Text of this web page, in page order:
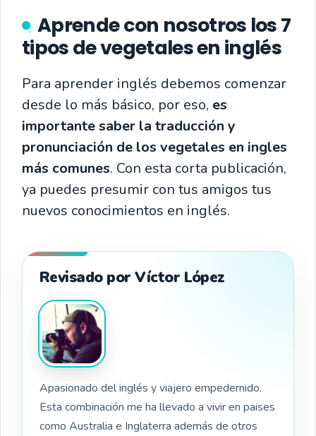
Aprende con nosotros los 7
tipos de vegetales en inglés
Para aprender inglés debemos comenzar
desde lo más básico, por eso, es
importante saber la traducción y
pronunciación de los vegetales en ingles
más comunes. Con esta corta publicación,
ya puedes presumir con tus amigos tus
nuevos conocimientos en inglés.
Revisado por Víctor López
Apasionado del inglés y viajero empedernido.
Esta combinación me ha llevado a vivir en paises
como Australia e Inglaterra además de otros